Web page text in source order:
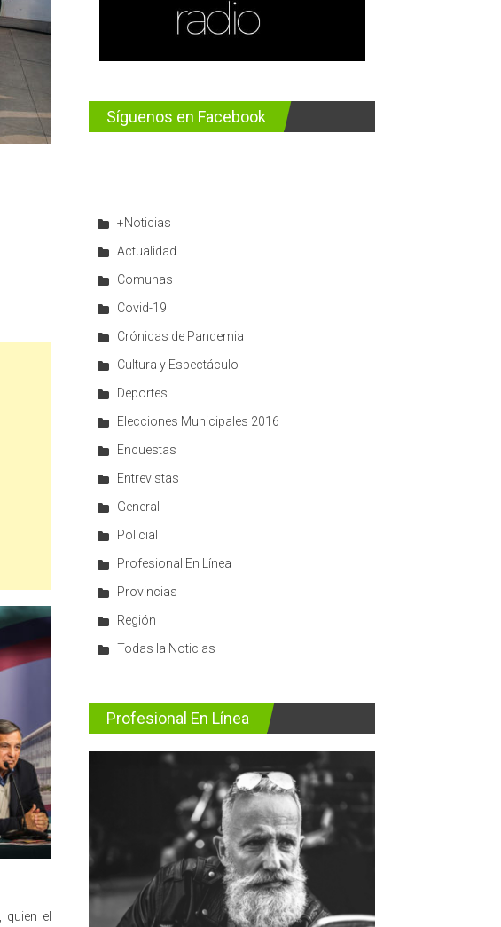
, quien el
Síguenos en Facebook
+Noticias
Actualidad
Comunas
Covid-19
Crónicas de Pandemia
Cultura y Espectáculo
Deportes
Elecciones Municipales 2016
Encuestas
Entrevistas
General
Policial
Profesional En Línea
Provincias
Región
Todas la Noticias
Profesional En Línea